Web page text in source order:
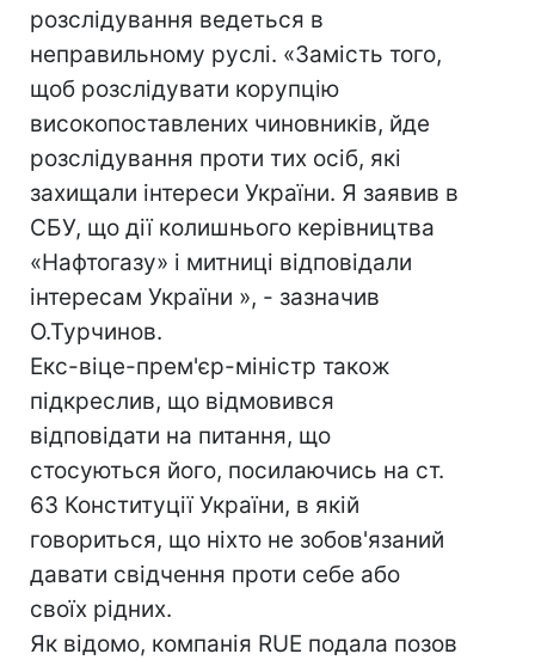
розслідування ведеться в
неправильному руслі. «Замість того,
щоб розслідувати корупцію
високопоставлених чиновників, йде
розслідування проти тих осіб, які
захищали інтереси України. Я заявив в
СБУ, що дії колишнього керівництва
«Нафтогазу» і митниці відповідали
інтересам України », - зазначив
О.Турчинов.
Екс-віце-прем'єр-міністр також
підкреслив, що відмовився
відповідати на питання, що
стосуються його, посилаючись на ст.
63 Конституції України, в якій
говориться, що ніхто не зобов'язаний
давати свідчення проти себе або
своїх рідних.
Як відомо, компанія RUЕ подала позов